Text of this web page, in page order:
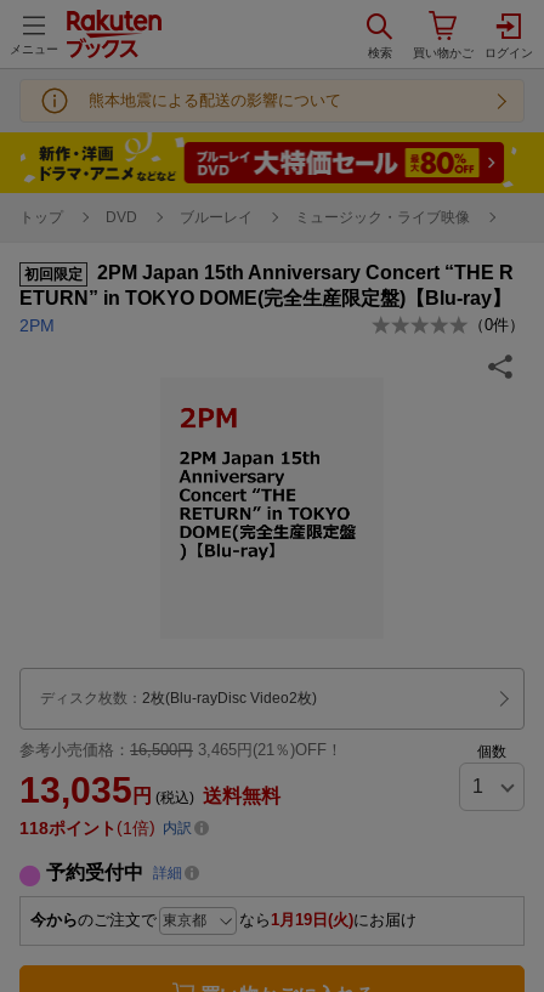
メニュー
熊本地震による配送の影響について
トップ DVD ブルーレイ ミュージック・ライブ映像
初回限定
2PM Japan 15th Anniversary Concert “THE R
ETURN” in TOKYO DOME(完全生産限定盤)【Blu-ray】
2PM （0件）
ディスク枚数 ： 2枚(Blu-rayDisc Video2枚)
参考小売価格： 16,500円 3,465円(21％)OFF！
13,035 円 (税込) 送料無料
個数
118ポイント 1倍 内訳
予約受付中 詳細
今からのご注文で なら1月19日(火)にお届け